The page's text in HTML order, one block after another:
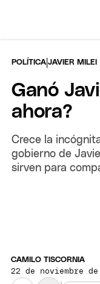
POLÍTICA |JAVIER MILEI
Ganó
ahora?
Crece la
gobierno de
sirven para
CAMILO TISCORNIA
22 de noviembre